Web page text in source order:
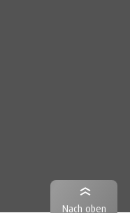
Nach oben